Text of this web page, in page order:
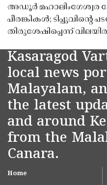
അഡൂർ മഹാലിംഗേശ്വര
പീരങ്കികൾ; ടിപ്പുവിൻ്റെ
തിരുശേഷിപ്പെന്ന്
Kasaragod
local news
Malayalam,
the latest
and around
from the
Canara.
Home